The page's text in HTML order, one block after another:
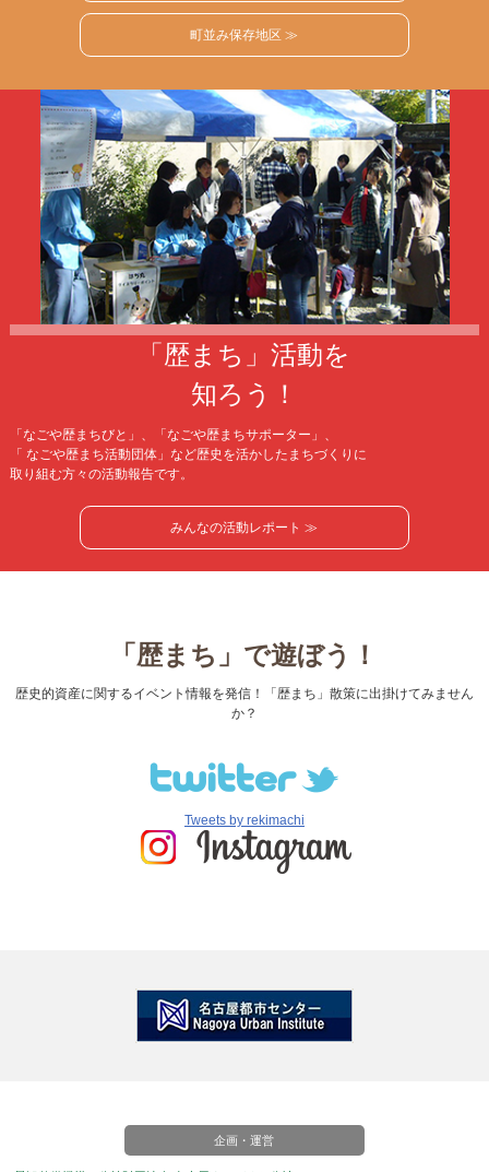
町並み保存地区 ≫
「歴まち」活動を
知ろう！
「なごや歴まちびと」、「なごや歴まちサポーター」、
「 なごや歴まち活動団体」など歴史を活かしたまちづくりに
取り組む方々の活動報告です。
みんなの活動レポート ≫
「歴まち」で遊ぼう！
歴史的資産に関するイベント情報を発信！「歴まち」散策に出掛けてみません
か？
Tweets by rekimachi
企画・運営